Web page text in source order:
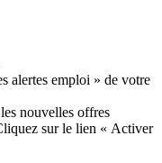
alertes emploi » de votre
nouvelles offres
sur le lien « Activer